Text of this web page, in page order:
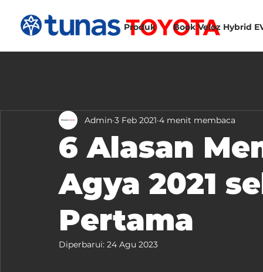
Produk Book Veloz Hybrid
6 Alasan
Agya 2021
Pertama
Admin 3 Feb 2021 4 menit membaca
Diperbarui: 24 Agu 2023